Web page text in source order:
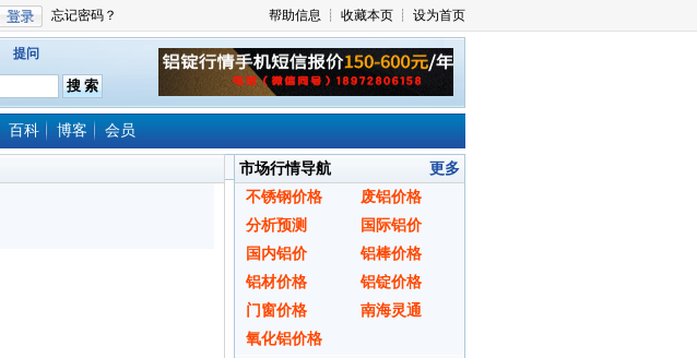
提问
百科 博客 会员
市场行情导航
更多
不锈钢价格
废铝价格
分析预测
国际铝价
国内铝价
铝棒价格
铝材价格
铝锭价格
门窗价格
南海灵通
氧化铝价格